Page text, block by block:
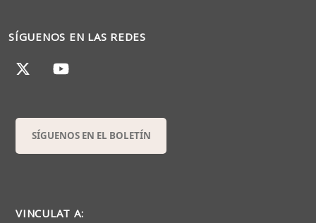
SÍGUENOS EN LAS REDES
SÍGUENOS EN EL BOLETÍN
VINCULAT A: